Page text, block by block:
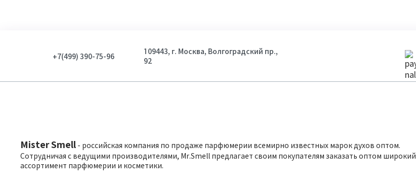
+7(499) 390-75-96
109443, г. Москва, Волгоградский пр.,
92
Mister Smell - российская компания по продаже парфюмерии всемирно известных марок духов оптом.
Сотрудничая с ведущими производителями, Mr.Smell предлагает своим покупателям заказать оптом широкий
ассортимент парфюмерии и косметики.